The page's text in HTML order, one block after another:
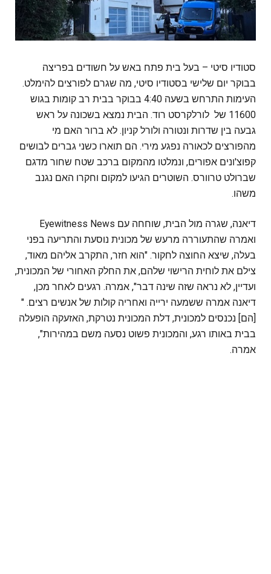
סטודיו סיטי – בעל בית פתח באש על חשודים בפריצה
בבוקר יום שלישי בסטודיו סיטי, מה שגרם לפורצים להימלט.
העימות התרחש בשעה 4:40 בבוקר בבית רב קומות בגוש
11600 של לורלקרסט רוד. הבית נמצא בשכונה על ראש
גבעה בין שדרות ונטורה ולורל קניון. לא ברור האם מי
מהפורצים לכאורה נפגע מירי. הם תוארו כשני גברים לבושים
קפוצ'ונים אפורים, ונמלטו מהמקום ברכב שטח שחור מדגם
שברולט טרוורס. השוטרים הגיעו למקום וחקרו האם נגנב
משהו.
דיאנה, שגרה מול הבית, שוחחה עם Eyewitness News
ואמרה שהתעוררה מרעש של מכונית נוסעת והתריעה בפני
בעלה, שיצא החוצה לחקור. "הוא חזר, התקרב אליהם מאוד,
צילם את לוחית הרישוי שלהם, את החלק האחורי של המכונית,
ועדיין, לא נראה שזה שינה דבר", אמרה. רגעים לאחר מכן,
דיאנה אמרה ששמעה ירייה ואחריה קולות של אנשים רצים. "
[הם] נכנסים למכונית, דלת המכונית נטרקת, האזעקה הופעלה
בבית באותו רגע, והמכונית פשוט נסעה משם במהירות",
אמרה.